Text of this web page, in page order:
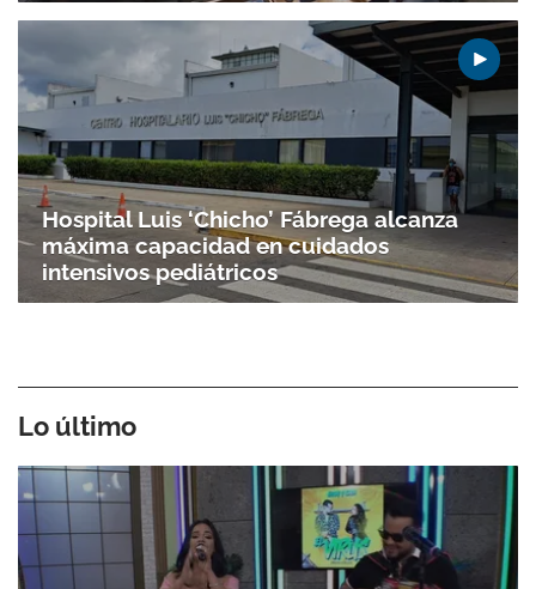
Hospital Luis ‘Chicho’ Fábrega alcanza
máxima capacidad en cuidados
intensivos pediátricos
Lo último